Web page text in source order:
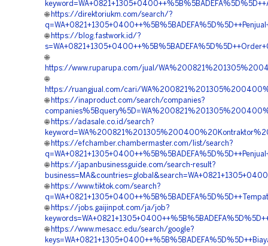
🌐 https://direktoriukm.com/search/?
🌐 https://blog.fastwork.id/?
🌐
https://www.ruparupa.com/jual/
🌐
https://ruangjual.com/cari/
🌐 https://inaproduct.com/search/companies?
🌐 https://adasale.co.id/search?
🌐 https://efchamber.chambermaster.com/list/search?
🌐 https://japanbusinessguide.com/search-result?
🌐 https://www.tiktok.com/search?
🌐 https://jobs.gaijinpot.com/ja/job?
🌐 https://www.mesacc.edu/search/google?